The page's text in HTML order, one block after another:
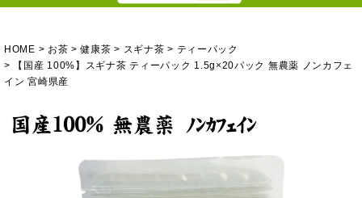
HOME お茶 健康茶 スギナ茶
ティーパック
【国産 100%】スギナ茶 ティーパック 1.5g×20パック 無農薬 ノンカフェ
イン 宮崎県産